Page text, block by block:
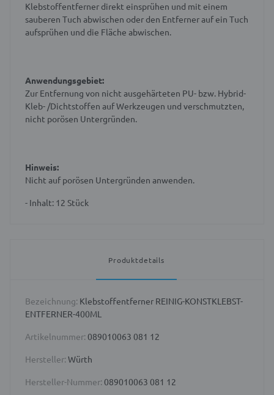
Klebstoffentferner direkt einsprühen und mit einem
sauberen Tuch abwischen oder den Entferner auf ein Tuch
aufsprühen und die Fläche abwischen.
Anwendungsgebiet:
Zur Entfernung von nicht ausgehärteten PU- bzw. Hybrid-
Kleb- /Dichtstoffen auf Werkzeugen und verschmutzten,
nicht porösen Untergründen.
Hinweis:
Nicht auf porösen Untergründen anwenden.
- Inhalt: 12 Stück
Produktdetails
Bezeichnung: Klebstoffentferner REINIG-KONSTKLEBST-
ENTFERNER-400ML
Artikelnummer: 089010063 081 12
Hersteller: Würth
Hersteller-Nummer: 089010063 081 12